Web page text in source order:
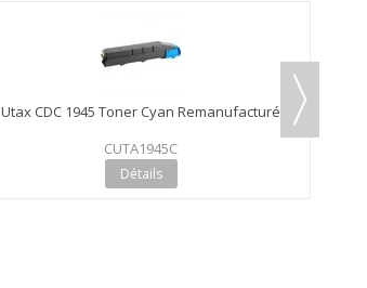
Utax CDC 1945 Toner Cyan Remanufacturé
CUTA1945C
Détails